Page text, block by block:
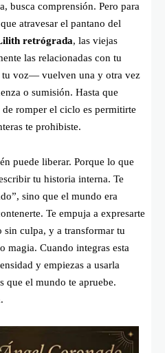
busca comprensión. Pero para
atravesar el pantano del
retrógrada, las viejas
las relacionadas con tu
tu voz— vuelven una y otra vez
o sumisión. Hasta que
romper el ciclo es permitirte
te prohibiste.
puede liberar. Porque lo que
tu historia interna. Te
sino que el mundo era
Te empuja a expresarte
sin culpa, y a transformar tu
magia. Cuando integras esta
y empiezas a usarla
que el mundo te apruebe.